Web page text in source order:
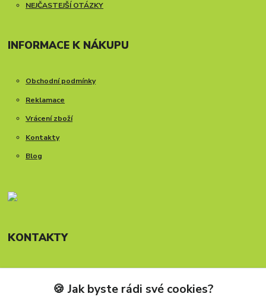
NEJČASTEJŠÍ OTÁZKY
INFORMACE K NÁKUPU
Obchodní podmínky
Reklamace
Vrácení zboží
Kontakty
Blog
KONTAKTY
Telefon: +420 777 288 882
Provozní doba Po-Pá, 8-15:30 hod.
🍪 Jak byste rádi své cookies?